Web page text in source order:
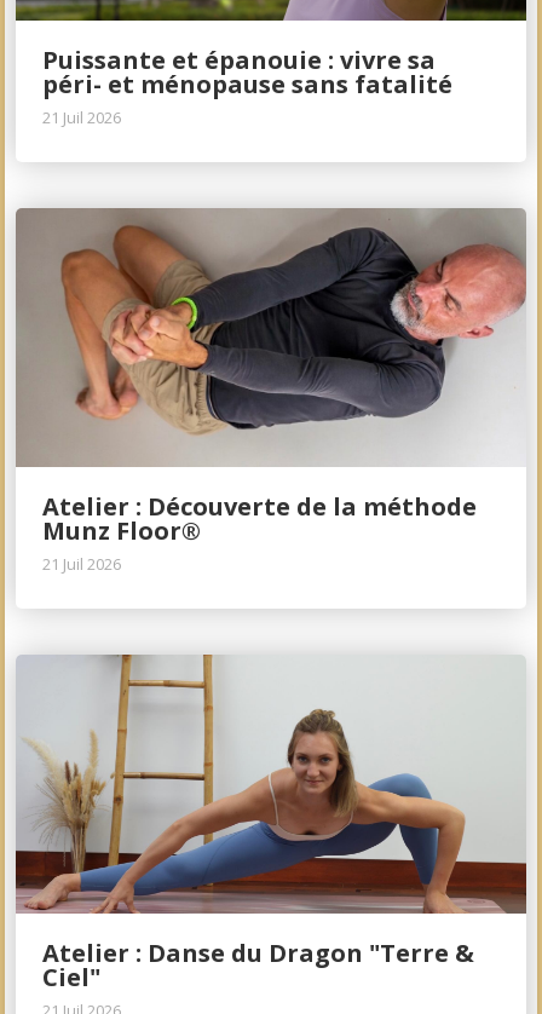
Puissante et épanouie : vivre sa
péri- et ménopause sans fatalité
21 Juil 2026
Atelier : Découverte de la méthode
Munz Floor®
21 Juil 2026
Atelier : Danse du Dragon "Terre &
Ciel"